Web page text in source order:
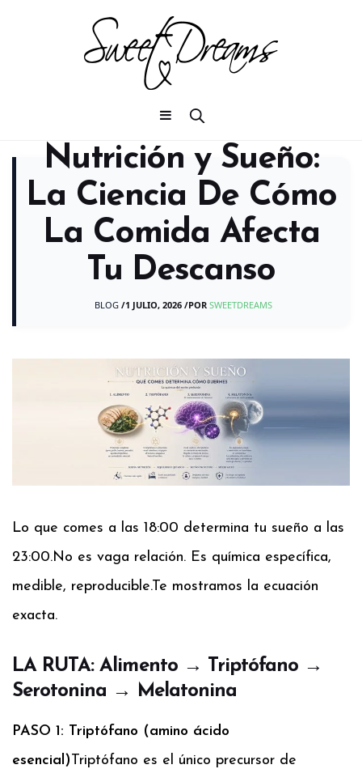
Nutrición y Sueño:
La Ciencia De Cómo
La Comida Afecta
Tu Descanso
BLOG/1 JULIO, 2026/POR SWEETDREAMS
Lo que comes a las 18:00 determina tu sueño a las
23:00.No es vaga relación. Es química específica,
medible, reproducible.Te mostramos la ecuación
exacta.
LA RUTA: Alimento → Triptófano →
Serotonina → Melatonina
PASO 1: Triptófano (amino ácido
esencial)Triptófano es el único precursor de